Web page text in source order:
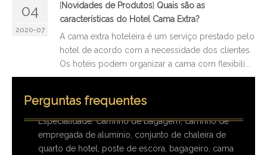
04
2020-07
[Novidades de Produtos] Quais são as
características do Hotel Cama Extra?
A cama extra hoteleira é um serviço prestado pelo
hotel de acordo com a necessidade dos clientes.
Os hotéis podem organizar a cama com flexibili...
Perguntas frequentes
Quais são os seus principais produtos?
Os equipamentos hoteleiros são os principais
produtos da nossa empresa. Podemos fornecer os
mais recentes designs ou desenhos personalizados.
Especialidade: Carrinho de bagagem, carrinho de
quarto de hotel, poste de escora, bagageiro, cama
extra e etc.
Venda imperdível: carrinho de bagagem #304 grau
s/s, poste de escora, itens de hospitalidade de
limpeza, chaleira e bandeja de aço inoxidável #304,